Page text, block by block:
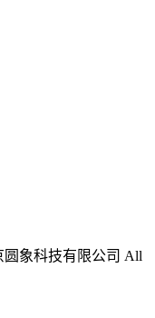
圆象科技有限公司 All